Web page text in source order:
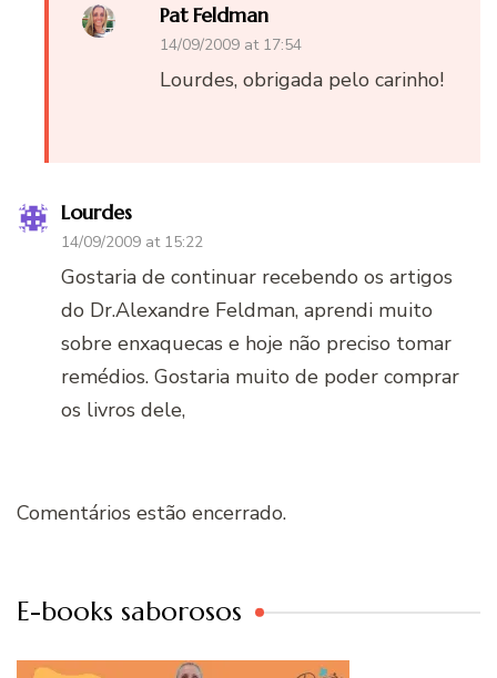
Pat Feldman
14/09/2009 at 17:54
Lourdes, obrigada pelo carinho!
Lourdes
14/09/2009 at 15:22
Gostaria de continuar recebendo os artigos
do Dr.Alexandre Feldman, aprendi muito
sobre enxaquecas e hoje não preciso tomar
remédios. Gostaria muito de poder comprar
os livros dele,
Comentários estão encerrado.
E-books saborosos